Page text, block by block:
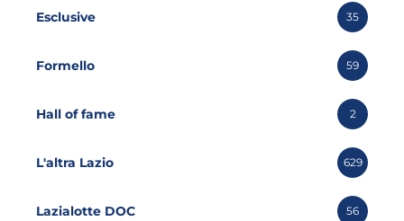
Esclusive 35
Formello 59
Hall of fame 2
L'altra Lazio 629
Lazialotte DOC 56